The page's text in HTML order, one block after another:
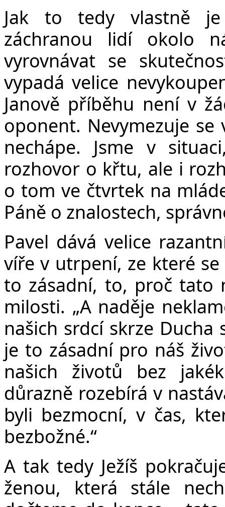
Jak to tedy vlastně
záchranou lidí okolo
vyrovnávat se
vypadá velice
Janově příběhu není v
oponent. Nevymezuje se
nechápe. Jsme v
rozhovor o křtu, ale i
o tom ve čtvrtek na
Páně o znalostech,
Pavel dává velice
víře v utrpení, ze které
to zásadní, to, proč tato
milosti. „A naděje
našich srdcí skrze Ducha
je to zásadní pro náš
našich životů bez
důrazně rozebírá v
byli bezmocní, v čas,
bezbožné.“
A tak tedy Ježíš
ženou, která stále